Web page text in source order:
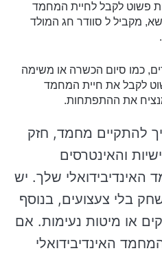
פשוט לקבל לחיית המחמד
מקביל ל סוודר חג המולד
כמו סיום הכשרה או משימה
לקבל את חיית המחמד
את ההתפתחות.
להתקיים מחמד, חזק
והאינטרסים
האינדיבידואלי שלך. יש
בלי צעצועים, בנוסף
או מיטות נעימות. אם
האינדיבידואלי